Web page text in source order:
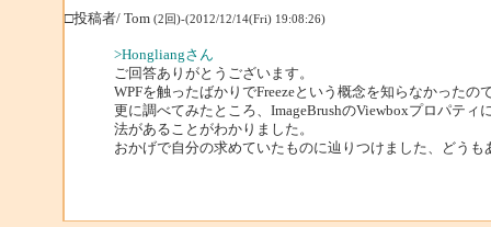
□投稿者/ Tom (2回)-(2012/12/14(Fri) 19:08:26)
>Hongliangさん
ご回答ありがとうございます。
WPFを触ったばかりでFreezeという概念を知らなかったの
更に調べてみたところ、ImageBrushのViewboxプロパテ
法があることがわかりました。
おかげで自分の求めていたものに辿りつけました、どうも